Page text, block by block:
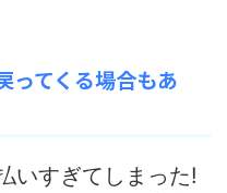
ってくる場合もあ
いすぎてしまった!